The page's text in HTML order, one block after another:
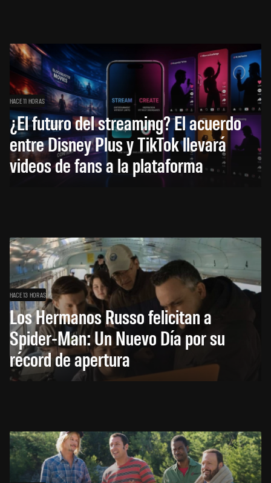
HACE 11 HORAS
¿El futuro del streaming? El acuerdo
entre Disney Plus y TikTok llevará
videos de fans a la plataforma
HACE 13 HORAS
Los Hermanos Russo felicitan a
Spider-Man: Un Nuevo Día por su
récord de apertura